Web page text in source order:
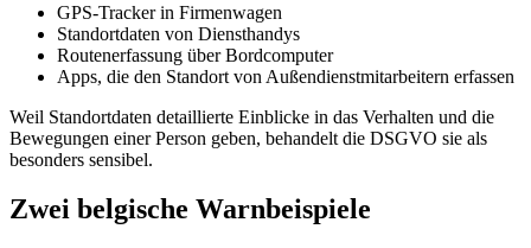
GPS-Tracker in Firmenwagen
Standortdaten von Diensthandys
Routenerfassung über Bordcomputer
Apps, die den Standort von Außendienstmitarbeitern erfassen
Weil Standortdaten detaillierte Einblicke in das Verhalten und die
Bewegungen einer Person geben, behandelt die DSGVO sie als
besonders sensibel.
Zwei belgische Warnbeispiele